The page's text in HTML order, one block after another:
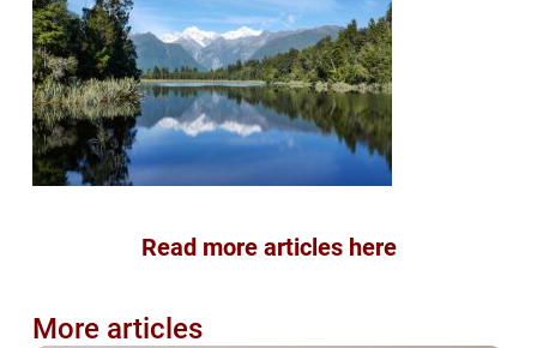
Read more articles here
More articles